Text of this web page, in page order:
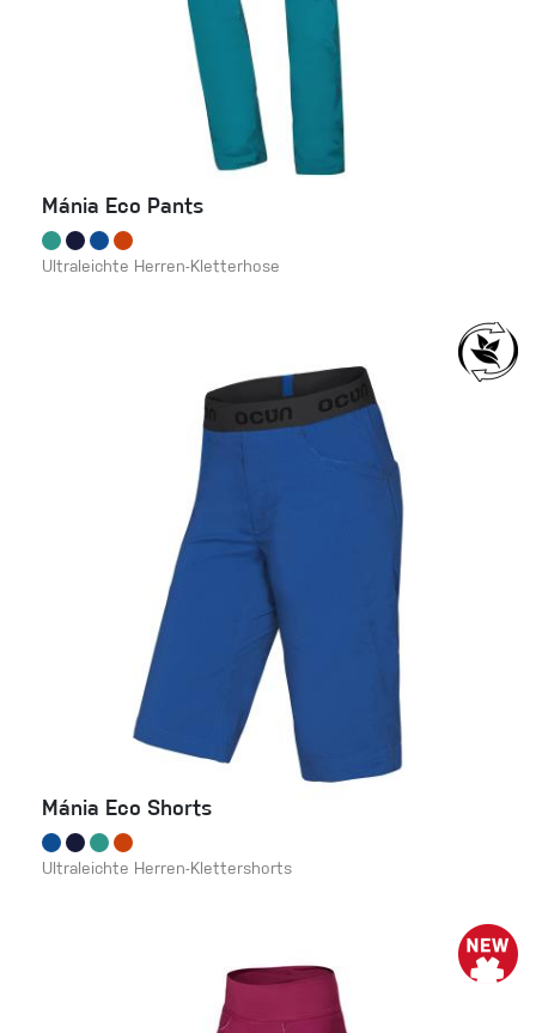
Mánia Eco Pants
Ultraleichte Herren-Kletterhose
Mánia Eco Shorts
Ultraleichte Herren-Klettershorts